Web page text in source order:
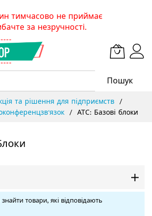
тимчасово не приймає
за незручності.
Пошук
та рішення для підприємств
АТС: Базові блоки
товари, які відповідають